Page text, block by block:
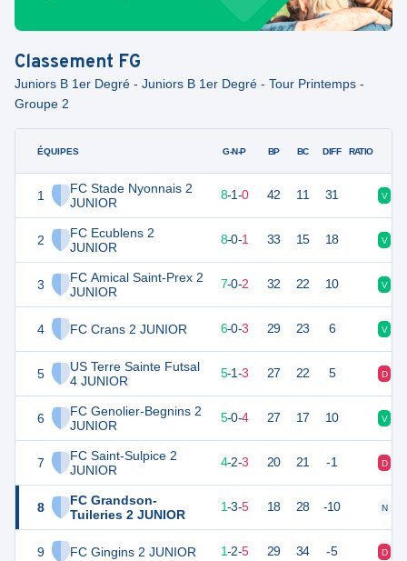
Classement FG
Juniors B 1er Degré - Juniors B 1er Degré - Tour Printemps -
Groupe 2
ÉQUIPES
1
FC Stade Nyonnais 2
JUNIOR
2
FC Ecublens 2
JUNIOR
3
FC Amical Saint-Prex 2
JUNIOR
4 FC Crans 2 JUNIOR
5
US Terre Sainte Futsal
4 JUNIOR
6
FC Genolier-Begnins 2
JUNIOR
7
FC Saint-Sulpice 2
JUNIOR
8
FC Grandson-
Tuileries 2 JUNIOR
9 FC Gingins 2 JUNIOR
G-N-P BP BC DIFF RATIO
25 8-1-0 42 11 31 V
8-0-1 33 15 18 V
21 9 7-0-2 32 22 10 V
18 6-0-3 29 23 6 V
16 9 5-1-3 27 22 5 D
15 9 5-0-4 27 17 10 V
14 4-2-3 20 21 -1 D
6 1-3-5 18 28 -10 N
5 8 1-2-5 29 34 -5 D